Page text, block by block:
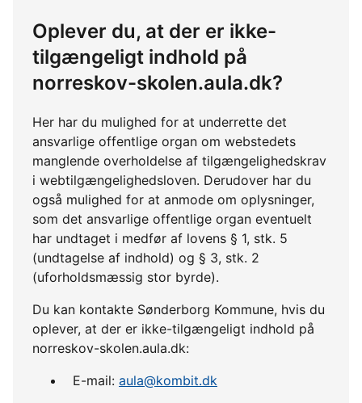
Oplever du, at der er ikke-
tilgængeligt indhold på
norreskov-skolen.aula.dk?
Her har du mulighed for at underrette det
ansvarlige offentlige organ om webstedets
manglende overholdelse af tilgængelighedskrav
i webtilgængelighedsloven. Derudover har du
også mulighed for at anmode om oplysninger,
som det ansvarlige offentlige organ eventuelt
har undtaget i medfør af lovens § 1, stk. 5
(undtagelse af indhold) og § 3, stk. 2
(uforholdsmæssig stor byrde).
Du kan kontakte Sønderborg Kommune, hvis du
oplever, at der er ikke-tilgængeligt indhold på
norreskov-skolen.aula.dk:
E-mail: aula@kombit.dk